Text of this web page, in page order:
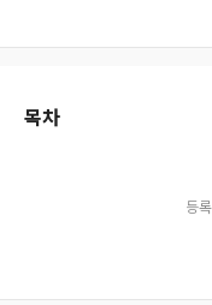
목차
등